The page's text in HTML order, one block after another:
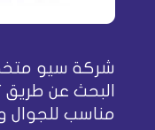
شركة سيو
البحث عن
مناسب للجوال